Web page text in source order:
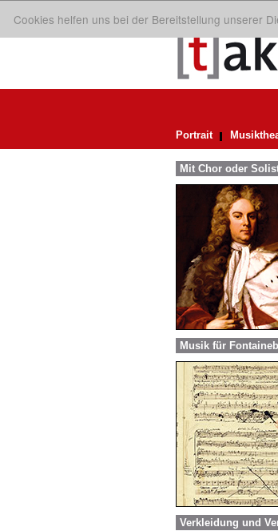
Cookies helfen uns bei der Bereitstellung unserer
Portrait
Mit Chor oder
Musik für
Verkleidung und